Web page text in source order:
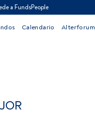
a FundsPeople
Calendario Alterforum